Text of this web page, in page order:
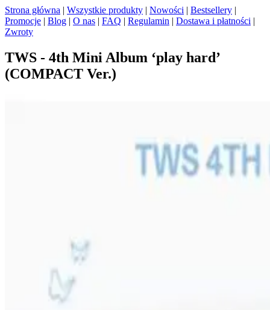
Strona główna | Wszystkie produkty | Nowości | Bestsellery |
Promocje | Blog | O nas | FAQ | Regulamin | Dostawa i płatności |
Zwroty
TWS - 4th Mini Album ‘play hard’
(COMPACT Ver.)